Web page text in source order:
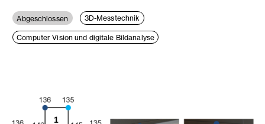
Abgeschlossen 3D-Messtechnik
Computer Vision und digitale Bildanalyse